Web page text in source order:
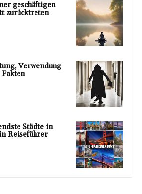
geschäftigen
zurücktreten
Verwendung
Städte in
Reiseführer